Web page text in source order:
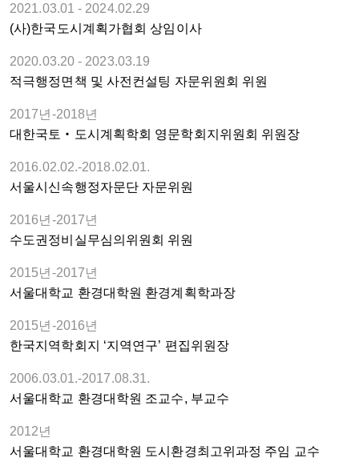
2021.03.01 - 2024.02.29
(사)한국도시계획가협회 상임이사
2020.03.20 - 2023.03.19
적극행정면책 및 사전컨설팅 자문위원회 위원
2017년-2018년
대한국토‧도시계획학회 영문학회지위원회 위원장
2016.02.02.-2018.02.01.
서울시신속행정자문단 자문위원
2016년-2017년
수도권정비실무심의위원회 위원
2015년-2017년
서울대학교 환경대학원 환경계획학과장
2015년-2016년
한국지역학회지 ‘지역연구’ 편집위원장
2006.03.01.-2017.08.31.
서울대학교 환경대학원 조교수, 부교수
2012년
서울대학교 환경대학원 도시환경최고위과정 주임 교수